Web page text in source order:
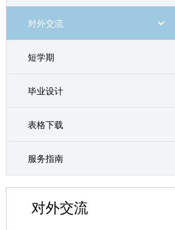
对外交流
短学期
毕业设计
表格下载
服务指南
对外交流